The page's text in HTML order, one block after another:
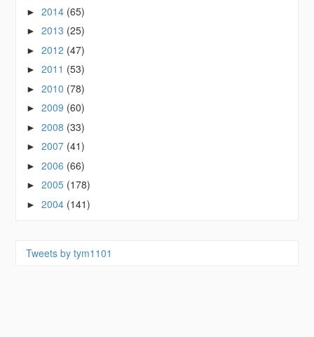
►2014 (65)
►2013 (25)
►2012 (47)
►2011 (53)
►2010 (78)
►2009 (60)
►2008 (33)
►2007 (41)
►2006 (66)
►2005 (178)
►2004 (141)
Tweets by tym1101